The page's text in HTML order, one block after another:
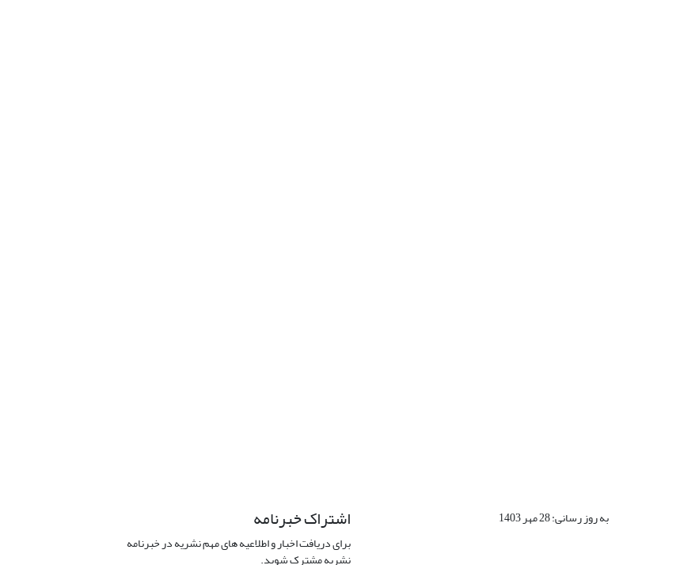
به روز رسانی: 28 مهر 1403 اشتراک خبرنامه
برای دریافت اخبار و اطلاعیه های مهم نشریه در خبرنامه
نشریه مشترک شوید.